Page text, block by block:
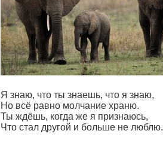
Я знаю, что ты знаешь, что я знаю,
Но всё равно молчание храню.
Ты ждёшь, когда же я признаюсь,
Что стал другой и больше не люблю.